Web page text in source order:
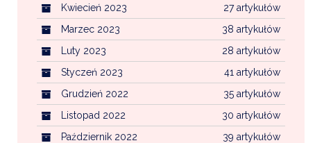
27 artykułów
Kwiecień 2023
38 artykułów
Marzec 2023
28 artykułów
Luty 2023
41 artykułów
Styczeń 2023
35 artykułów
Grudzień 2022
30 artykułów
Listopad 2022
39 artykułów
Październik 2022